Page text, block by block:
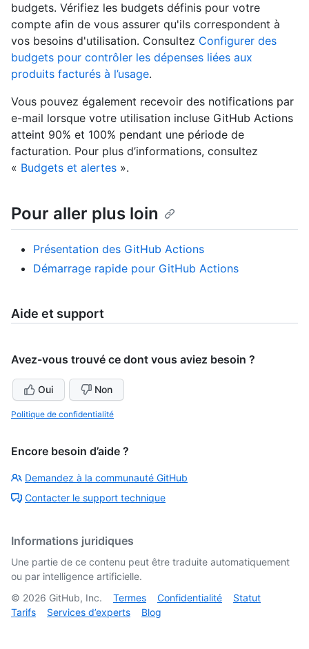
budgets. Vérifiez les budgets définis pour votre
compte afin de vous assurer qu'ils correspondent à
vos besoins d'utilisation. Consultez Configurer des
budgets pour contrôler les dépenses liées aux
produits facturés à l’usage.
Vous pouvez également recevoir des notifications par
e-mail lorsque votre utilisation incluse GitHub Actions
atteint 90% et 100% pendant une période de
facturation. Pour plus d’informations, consultez
« Budgets et alertes ».
Pour aller plus loin
Présentation des GitHub Actions
Démarrage rapide pour GitHub Actions
Aide et support
Avez-vous trouvé ce dont vous aviez besoin ?
Oui Non
Politique de confidentialité
Encore besoin d’aide ?
Demandez à la communauté GitHub
Contacter le support technique
Informations juridiques
Une partie de ce contenu peut être traduite automatiquement
ou par intelligence artificielle.
© 2026 GitHub, Inc. Termes Confidentialité
Statut
Tarifs
Services d’experts Blog